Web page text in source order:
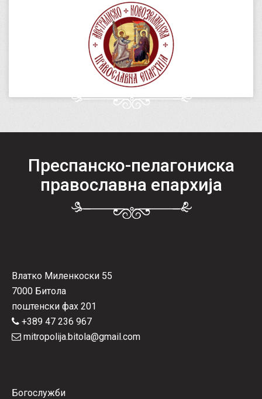
Преспанско-пелагониска
православна епархија
Влатко Миленкоски 55
7000 Битола
поштенски фах 201
+389 47 236 967
mitropolija.bitola@gmail.com
Богослужби